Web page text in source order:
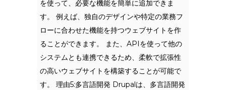
を使って、必要な機能を簡単に追加できま
す。 例えば、独自のデザインや特定の業務フ
ローに合わせた機能を持つウェブサイトを作
ることができます。 また、APIを使って他の
システムとも連携できるため、柔軟で拡張性
の高いウェブサイトを構築することが可能で
す。 理由5:多言語開発 Drupalは、多言語開発